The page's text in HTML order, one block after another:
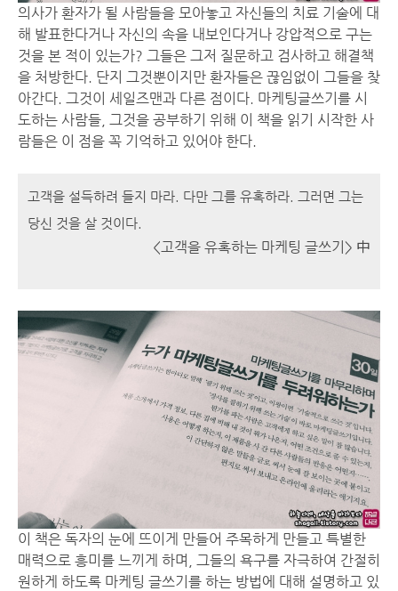
의사가 환자가 될 사람들을 모아놓고 자신들의 치료 기술에 대
해 발표한다거나 자신의 속을 내보인다거나 강압적으로 구는
것을 본 적이 있는가? 그들은 그저 질문하고 검사하고 해결책
을 처방한다. 단지 그것뿐이지만 환자들은 끊임없이 그들을 찾
아간다. 그것이 세일즈맨과 다른 점이다. 마케팅글쓰기를 시
도하는 사람들, 그것을 공부하기 위해 이 책을 읽기 시작한 사
람들은 이 점을 꼭 기억하고 있어야 한다.
고객을 설득하려 들지 마라. 다만 그를 유혹하라. 그러면 그는
당신 것을 살 것이다.
<고객을 유혹하는 마케팅 글쓰기> 中
이 책은 독자의 눈에 뜨이게 만들어 주목하게 만들고 특별한
매력으로 흥미를 느끼게 하며, 그들의 욕구를 자극하여 간절히
원하게 하도록 마케팅 글쓰기를 하는 방법에 대해 설명하고 있